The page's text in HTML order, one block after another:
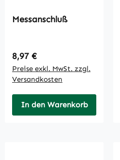
Messanschluß
Regulärer Preis:
8,97 €
Preise exkl. MwSt. zzgl.
Versandkosten
In den Warenkorb